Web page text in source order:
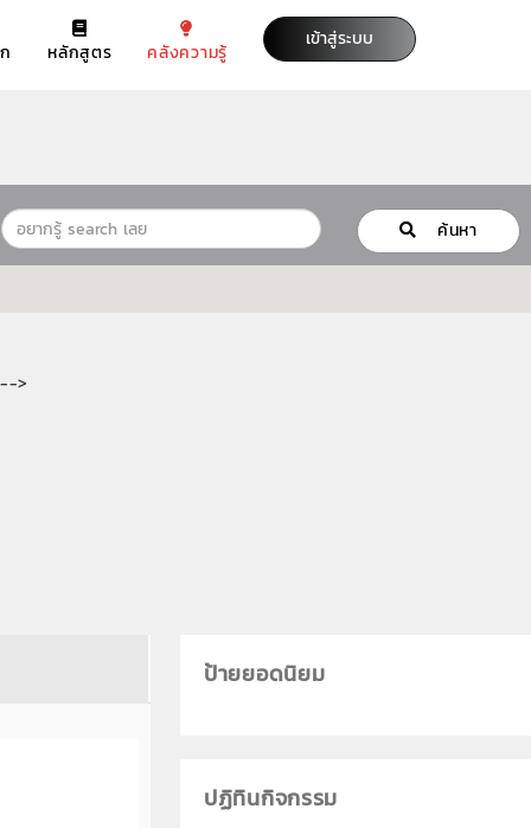
หลักสูตร คลังความรู้
เข้าสู่ระบบ
ค้นหา
-->
ป้ายยอดนิยม
ปฏิทินกิจกรรม